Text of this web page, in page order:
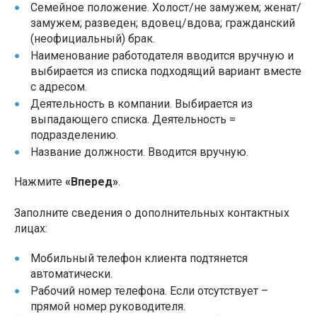
Семейное положение. Холост/не замужем; женат/
замужем; разведен; вдовец/вдова; гражданский
(неофициальный) брак.
Наименование работодателя вводится вручную и
выбирается из списка подходящий вариант вместе
с адресом.
Деятельность в компании. Выбирается из
выпадающего списка. Деятельность =
подразделению.
Название должности. Вводится вручную.
Нажмите «Вперед».
Заполните сведения о дополнительных контактных
лицах:
Мобильный телефон клиента подтянется
автоматически.
Рабочий номер телефона. Если отсутствует –
прямой номер руководителя.